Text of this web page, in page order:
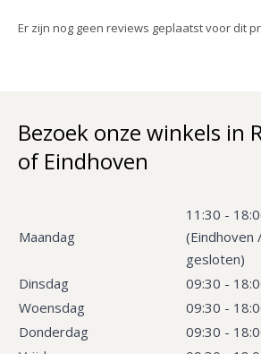
Er zijn nog geen reviews geplaatst voor dit
Bezoek onze winkels in
of Eindhoven
Maandag
11:30 -
(Eindhoven
gesloten)
Dinsdag
09:30 -
Woensdag
09:30 -
Donderdag
09:30 -